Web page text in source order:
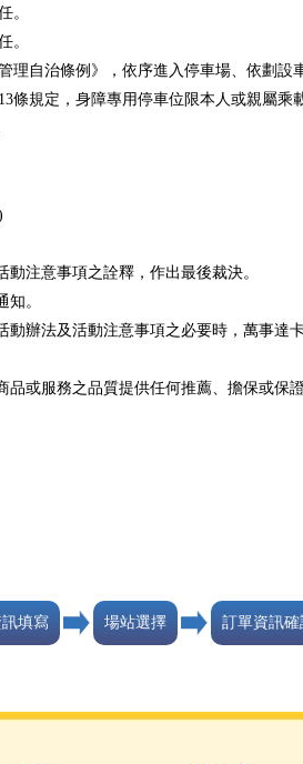
。
。
自治條例》，依序進入停車場、依劃
條規定，身障專用停車位限本人或親屬
注意事項之詮釋，作出最後裁決。
。
辦法及活動注意事項之必要時，萬事
或服務之品質提供任何推薦、擔保或
填寫 場站選擇 訂單資訊確